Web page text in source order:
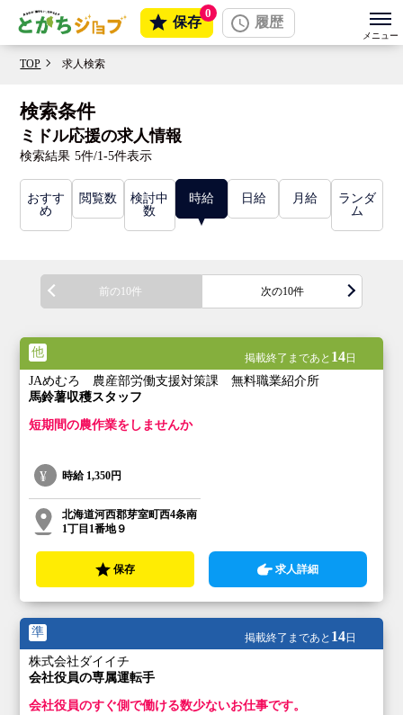
保存
0
履歴
TOP 求人検索
検索条件
ミドル応援の求人情報
検索結果 5件/1-5件表示
おすす
め
閲覧数
検討中
数
時給 日給 月給
ランダ
ム
前の10件 次の10件
他 掲載終了まであと 14日
JAめむろ 農産部労働支援対策課 無料職業紹介所
馬鈴薯収穫スタッフ
短期間の農作業をしませんか
時給 1,350円
北海道河西郡芽室町西4条南
1丁目1番地９
保存 求人詳細
準 掲載終了まであと 14日
株式会社ダイイチ
会社役員の専属運転手
会社役員のすぐ側で働ける数少ないお仕事です。